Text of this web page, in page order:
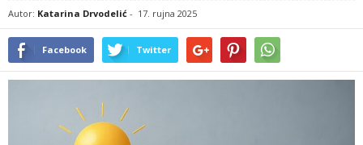
Autor: Katarina Drvodelić - 17. rujna 2025
Facebook Twitter